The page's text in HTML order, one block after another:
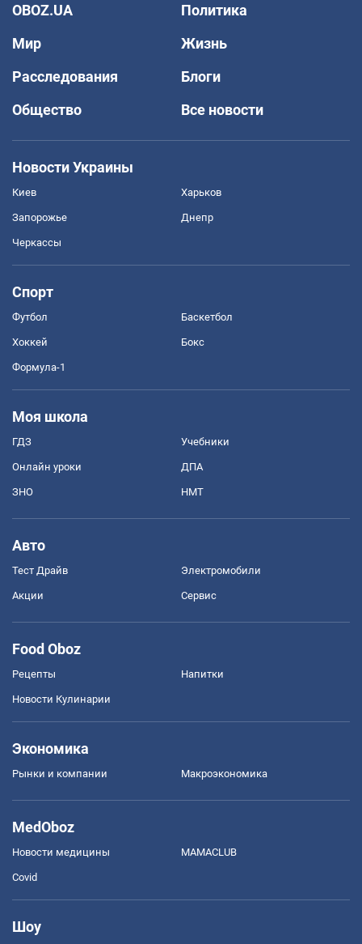
OBOZ.UA
Политика
Мир
Жизнь
Расследования
Блоги
Общество
Все новости
Новости Украины
Киев Харьков
Запорожье Днепр
Черкассы
Спорт
Футбол Баскетбол
Хоккей Бокс
Формула-1
Моя школа
ГДЗ Учебники
Онлайн уроки ДПА
ЗНО НМТ
Авто
Тест Драйв Электромобили
Акции Сервис
Food Oboz
Рецепты Напитки
Новости Кулинарии
Экономика
Рынки и компании Mакроэкономика
MedOboz
Новости медицины MAMACLUB
Covid
Шоу